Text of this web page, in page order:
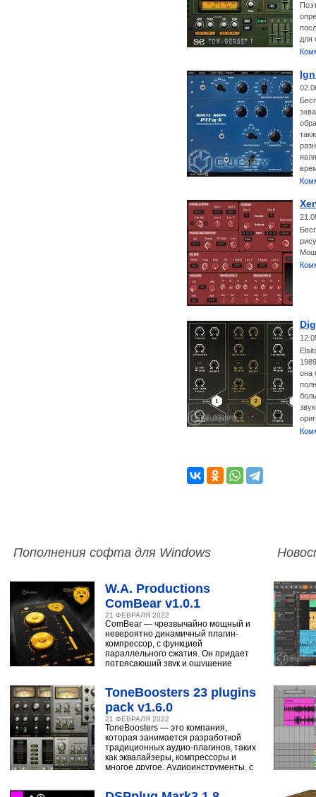
для
она
Пополнения софта для Windows
W.A. Productions
ComBear v1.0.1
21 ФЕВРАЛЯ 2022
ComBear — чрезвычайно мощный и
невероятно динамичный плагин-
компрессор, с функцией
параллельного сжатия. Он придает
потрясающий звук и ощущение
ToneBoosters 23 plugins
pack v1.6.0
21 ФЕВРАЛЯ 2022
ToneBoosters — это компания,
которая занимается разработкой
традиционных аудио-плагинов, таких
как эквалайзеры, компрессоры и
многое другое. Аудиоинструменты, с